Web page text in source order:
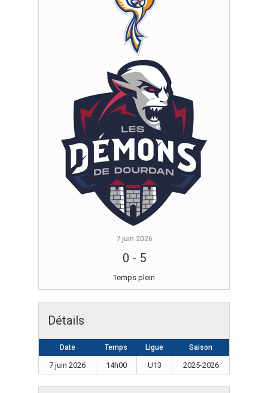
7 juin 2026
0 - 5
Temps plein
Détails
Date Temps Ligue Saison
7 juin 2026 14h00 U13 2025-2026